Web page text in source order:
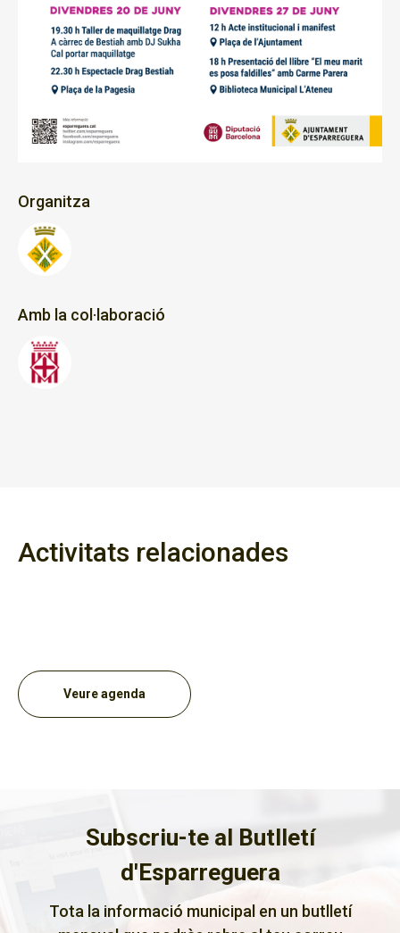
Organitza
Amb la col·laboració
Activitats relacionades
Veure agenda
Subscriu-te al Butlletí
d'Esparreguera
Tota la informació municipal en un butlletí